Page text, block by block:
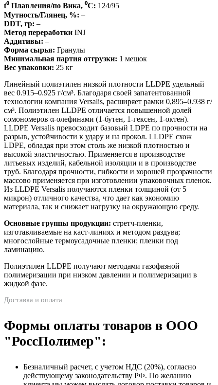
t⁰ Плавления/по Вика, ⁰С: 124/95
Мутность/Глянец, %: –
DDT, гр: –
Метод переработки INJ
Аддитивы: –
Форма сырья: Гранулы
Минимальная партия отгрузки: 1 мешок
Вес упаковки: 25 кг
Линейный полиэтилен низкой плотности LLDPE удельный
вес 0.915–0.925 г/см³. Благодаря своей запатентованной
технологии компания Versalis, расширяет рамки 0,895–0.938 г/
см³. Полиэтилен LLDPE отличается повышенной долей
сомономеров α-олефинами (1-бутен, 1-гексен, 1-октен).
LLDPE Versalis превосходит базовый LDPE по прочности на
разрыв, устойчивости к удару и на прокол. LLDPE схож
LDPE, обладая при этом столь же низкой плотностью и
высокой эластичностью. Применяется в производстве
литьевых изделий, кабельной изоляции и в производстве
труб. Благодаря прочности, гибкости и хорошей прозрачности
массово применяется при изготовлении упаковочных пленок.
Из LLDPE Versalis получаются пленки толщиной (от 5
микрон) отличного качества, что дает как экономию
материала, так и снижает нагрузку на окружающую среду.
Основные группы продукции: стретч-пленки,
изготавливаемые на каст-линиях и методом раздува;
многослойные термоусадочные пленки; пленки под
ламинацию.
Полиэтилен LLDPE получают методами газофазной
полимеризации при низком давлении и полимеризации в
жидкой фазе.
Доставка и оплата
Формы оплаты товаров в ООО
"РоссПолимер":
Безналичный расчет, с учетом НДС (20%), согласно
действующему законодательству РФ. По желанию